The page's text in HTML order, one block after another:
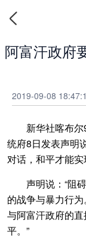
阿富汗政府
2019-09-08
新华社喀布尔9
统府8日发表声明
对话，和平才能实
声明说：“阻碍
的战争与暴力行
与阿富汗政府的
平。”